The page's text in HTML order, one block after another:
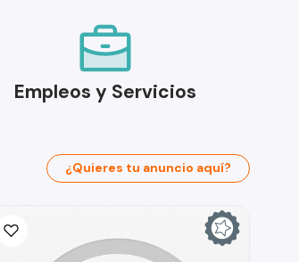
Empleos y Servicios
¿Quieres tu anuncio aquí?